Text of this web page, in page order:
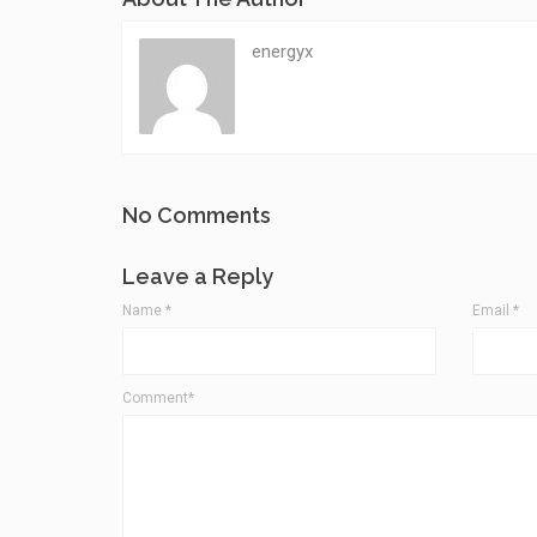
energyx
No Comments
Leave a Reply
Name * Email*
Comment*